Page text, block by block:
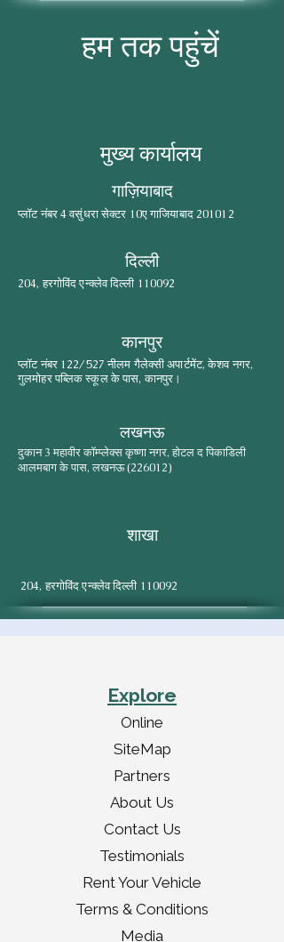
हम तक पहुंचें
मुख्य कार्यालय
गाज़ियाबाद
प्लॉट नंबर 4 वसुंधरा सेक्टर 10ए गाजियाबाद 201012
दिल्ली
204, हरगोविंद एन्क्लेव दिल्ली 110092
कानपुर
प्लॉट नंबर 122/527 नीलम गैलेक्सी अपार्टमेंट, केशव नगर,
गुलमोहर पब्लिक स्कूल के पास, कानपुर।
लखनऊ
दुकान 3 महावीर कॉम्प्लेक्स कृष्णा नगर, होटल द पिकाडिली
आलमबाग के पास, लखनऊ (226012)
शाखा
204, हरगोविंद एन्क्लेव दिल्ली 110092
Explore
Online
SiteMap
Partners
About Us
Contact Us
Testimonials
Rent Your Vehicle
Terms & Conditions
Media